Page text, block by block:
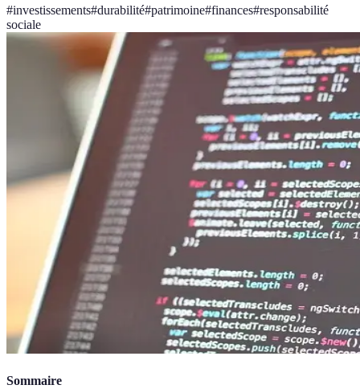
#investissements#durabilité#patrimoine#finances#responsabilité
sociale
Sommaire